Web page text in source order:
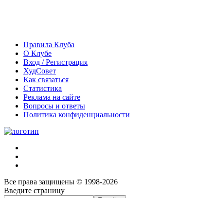
Правила Клуба
О Клубе
Вход / Регистрация
ХудСовет
Как связаться
Статистика
Реклама на сайте
Вопросы и ответы
Политика конфиденциальности
Все права защищены © 1998-2026
Введите страницу